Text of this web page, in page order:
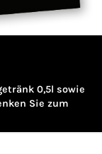
0,5l sowie
Sie zum